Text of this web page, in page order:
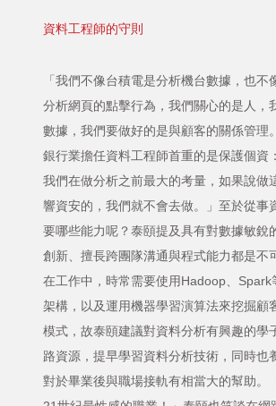
資料工程師的守則
「我們不像台積電是分析機台數據，也不
分析網頁的點擊行為，我們關心的是人，
數據，我們要做好的是與顧客的關係管理
銀行業擔任資料工程師首重的是保護個資
我們在做分析之前最大的考量，如果說做
響資安的，我們就不會去做。」至於從事
要哪些能力呢？泰頤提及具有對數據敏銳
創新、擅長跨團隊溝通與程式能力都是不
在工作中，時常需要使用Hadoop、Spark
架構，以及運用機器學習演算法來挖掘顧
模式，故泰頤建議對資料分析有興趣的學
路資源，提早學習資料分析技術，同時也
對於畢業後與職場接軌有相當大的幫助。